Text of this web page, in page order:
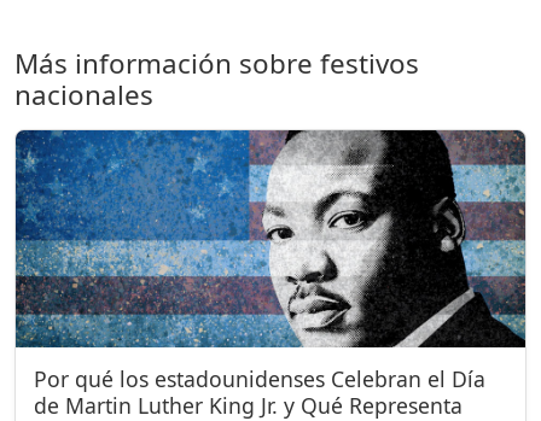
Más información sobre festivos
nacionales
Por qué los estadounidenses Celebran el Día
de Martin Luther King Jr. y Qué Representa